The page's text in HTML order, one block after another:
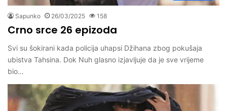
Sapunko 26/03/2025 158
Crno srce 26 epizoda
Svi su šokirani kada policija uhapsi Džihana zbog pokušaja
ubistva Tahsina. Dok Nuh glasno izjavljuje da je sve vrijeme
bio…